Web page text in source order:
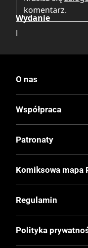
Wydanie
I
Kolor
Oprawa
Miękka
165x215 mm
Liczba Stron
komentarz.
O nas
Współpraca
Patronaty
Komiksowa mapa
Regulamin
Polityka